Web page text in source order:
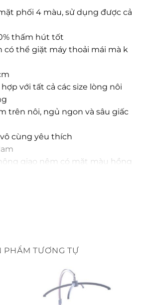
phối 4 màu, sử dụng được cả
thấm hút tốt
có thể giặt máy thoải mái mà k
với tất cả các size lòng nôi
trên nôi, ngủ ngon và sâu giấc
cùng yêu thích
giao nệm có mặt màu hồng
giao nệm có 1 mặt phối màu
PHẨM TƯƠNG TỰ